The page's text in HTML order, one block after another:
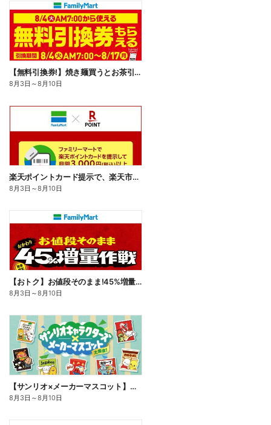
【無料引換券!】焼き麺買うとお茶引換券貰える!
8月3日 ～8月10日
楽天ポイントカード提示で、楽天市場でのお買い物がおトクに!
8月3日 ～8月10日
【おトク】お値段そのまま!45%増量作戦!
8月3日 ～8月10日
【サンリオ×メーカーマスコット】オリジナルグッズ貰える!
8月3日 ～8月10日